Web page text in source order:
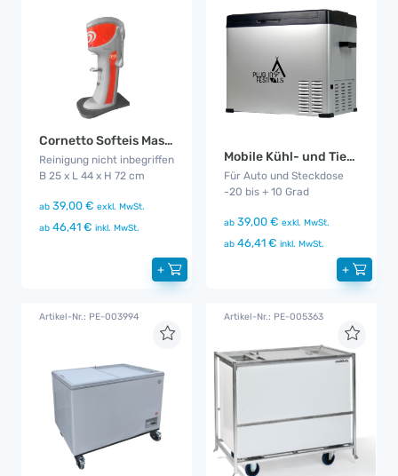
Cornetto Softeis Maschine
Reinigung nicht inbegriffen
B 25 x L 44 x H 72 cm
ab 39,00 € exkl. MwSt.
ab 46,41 € inkl. MwSt.
+
Mobile Kühl- und Tiefkühlbox
Für Auto und Steckdose
-20 bis + 10 Grad
ab 39,00 € exkl. MwSt.
ab 46,41 € inkl. MwSt.
+
Artikel-Nr.: PE-003994 Artikel-Nr.: PE-005363